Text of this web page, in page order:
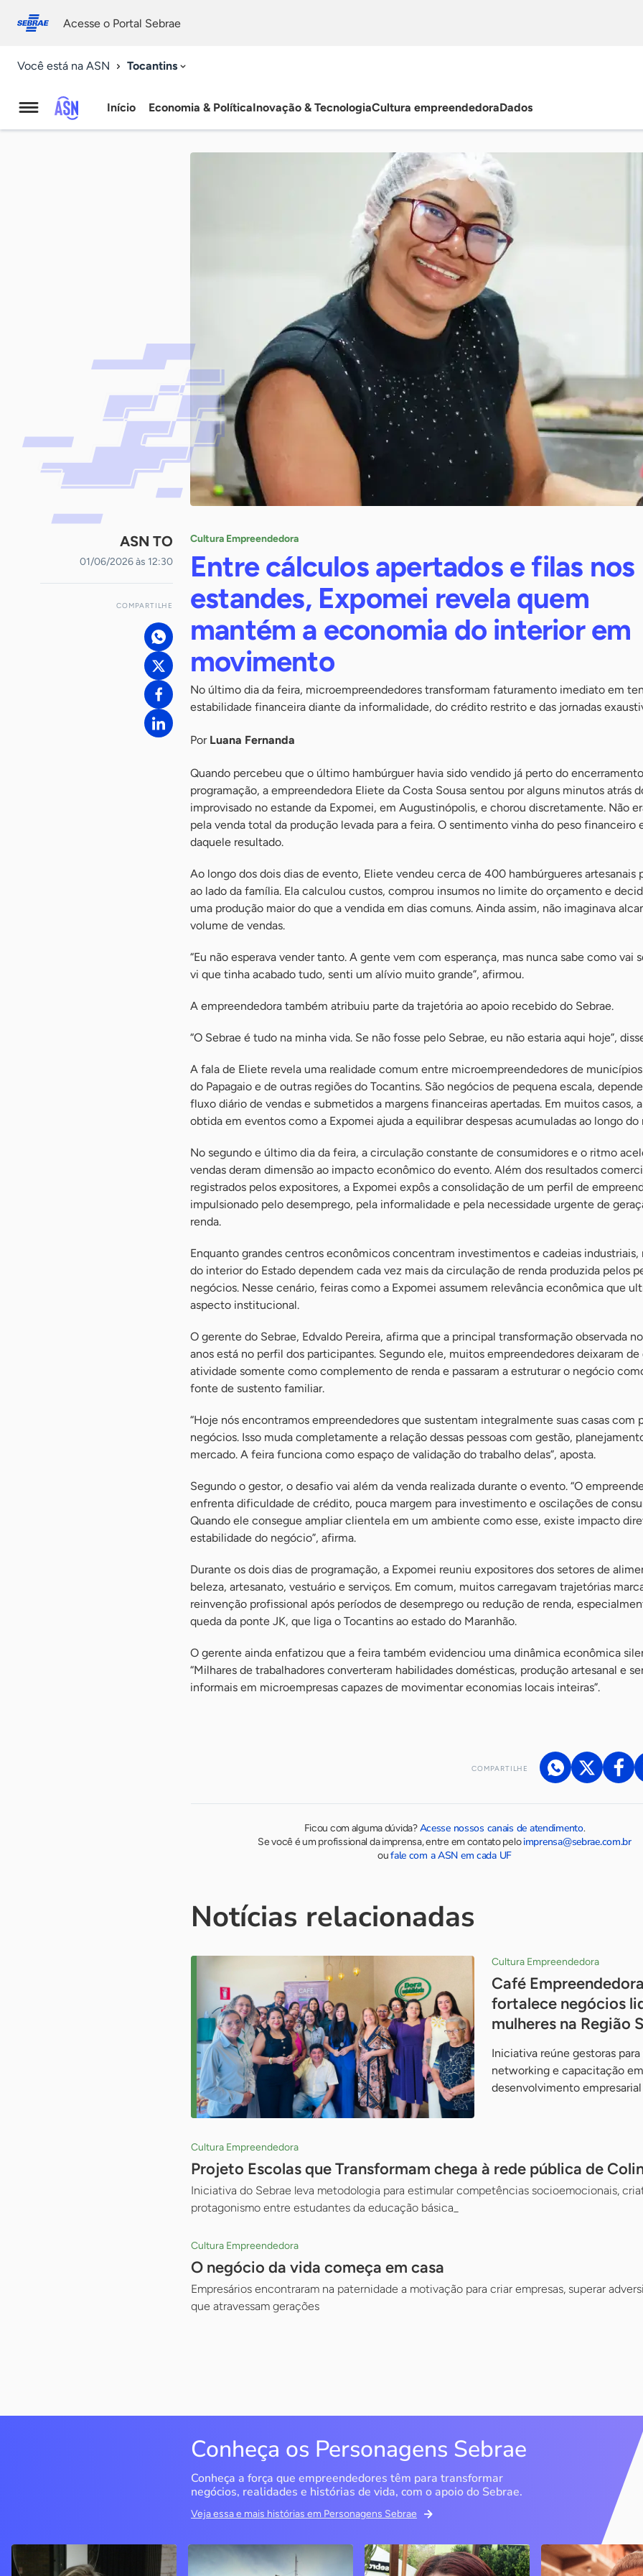
conosco
Acesse o Portal Sebrae
Você está na ASN Tocantins
Agência
Início Economia & PolíticaInovação & TecnologiaCultura empreendedoraDados
ASN TO
01/06/2026 às 12:30
COMPARTILHE
Cultura Empreendedora
Entre cálculos apertados e filas nos
estandes, Expomei revela quem
mantém a economia do interior em
movimento
No último dia da feira, microempreendedores transformam faturamento imediato em
estabilidade financeira diante da informalidade, do crédito restrito e das jornadas
Por Luana Fernanda
Quando percebeu que o último hambúrguer havia sido vendido já perto do
programação, a empreendedora Eliete da Costa Sousa sentou por alguns minutos atrás
improvisado no estande da Expomei, em Augustinópolis, e chorou discretamente. Não
pela venda total da produção levada para a feira. O sentimento vinha do peso financeiro
daquele resultado.
Ao longo dos dois dias de evento, Eliete vendeu cerca de 400 hambúrgueres artesanais
ao lado da família. Ela calculou custos, comprou insumos no limite do orçamento e
uma produção maior do que a vendida em dias comuns. Ainda assim, não imaginava
volume de vendas.
“Eu não esperava vender tanto. A gente vem com esperança, mas nunca sabe como vai
vi que tinha acabado tudo, senti um alívio muito grande”, afirmou.
A empreendedora também atribuiu parte da trajetória ao apoio recebido do Sebrae.
“O Sebrae é tudo na minha vida. Se não fosse pelo Sebrae, eu não estaria aqui hoje”,
A fala de Eliete revela uma realidade comum entre microempreendedores de
do Papagaio e de outras regiões do Tocantins. São negócios de pequena escala,
fluxo diário de vendas e submetidos a margens financeiras apertadas. Em muitos casos,
obtida em eventos como a Expomei ajuda a equilibrar despesas acumuladas ao longo do
No segundo e último dia da feira, a circulação constante de consumidores e o ritmo
vendas deram dimensão ao impacto econômico do evento. Além dos resultados
registrados pelos expositores, a Expomei expôs a consolidação de um perfil de
impulsionado pelo desemprego, pela informalidade e pela necessidade urgente de
renda.
Enquanto grandes centros econômicos concentram investimentos e cadeias
do interior do Estado dependem cada vez mais da circulação de renda produzida pelos
negócios. Nesse cenário, feiras como a Expomei assumem relevância econômica que
aspecto institucional.
O gerente do Sebrae, Edvaldo Pereira, afirma que a principal transformação observada
anos está no perfil dos participantes. Segundo ele, muitos empreendedores deixaram de
atividade somente como complemento de renda e passaram a estruturar o negócio
fonte de sustento familiar.
“Hoje nós encontramos empreendedores que sustentam integralmente suas casas com
negócios. Isso muda completamente a relação dessas pessoas com gestão,
mercado. A feira funciona como espaço de validação do trabalho delas”, aposta.
Segundo o gestor, o desafio vai além da venda realizada durante o evento. “O
enfrenta dificuldade de crédito, pouca margem para investimento e oscilações de
Quando ele consegue ampliar clientela em um ambiente como esse, existe impacto
estabilidade do negócio”, afirma.
Durante os dois dias de programação, a Expomei reuniu expositores dos setores de
beleza, artesanato, vestuário e serviços. Em comum, muitos carregavam trajetórias
reinvenção profissional após períodos de desemprego ou redução de renda,
queda da ponte JK, que liga o Tocantins ao estado do Maranhão.
O gerente ainda enfatizou que a feira também evidenciou uma dinâmica econômica
“Milhares de trabalhadores converteram habilidades domésticas, produção artesanal e
informais em microempresas capazes de movimentar economias locais inteiras”.
COMPARTILHE
Ficou com alguma dúvida?Acesse nossos canais de atendimento.
Se você é um profissional da imprensa, entre em contato peloimprensa@sebrae.com.br
oufale com a ASN em cada UF
Notícias relacionadas
Cultura Empreendedora
Café
fortalece negócios
mulheres na Região
Iniciativa reúne gestoras
networking e capacitação
desenvolvimento empresarial
Cultura Empreendedora
Projeto Escolas que Transformam chega à rede pública de
Iniciativa do Sebrae leva metodologia para estimular competências socioemocionais,
protagonismo entre estudantes da educação básica_
Cultura Empreendedora
O negócio da vida começa em casa
Empresários encontraram na paternidade a motivação para criar empresas, superar
que atravessam gerações
Conheça os Personagens Sebrae
Conheça a força que empreendedores têm para transformar
negócios, realidades e histórias de vida, com o apoio do Sebrae.
Veja essa e mais histórias em Personagens Sebrae
Delucci
Infoecia Software
Memória Ancestral Espedito